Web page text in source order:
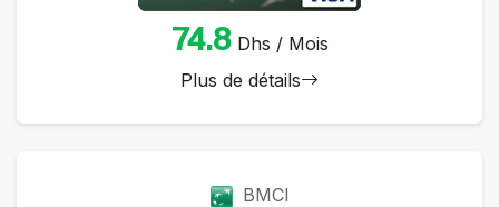
74.8Dhs / Mois
Plus de détails
BMCI